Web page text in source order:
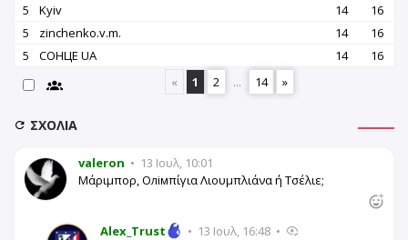
5
Kyiv 14
16
5
zinchenko.v.m. 14
16
5
СОНЦЕ UA 14
16
«
1 2 ... 14 »
ΣΧΌΛΙΑ
valeron • 13 Ιουλ, 10:01
Μάριμπορ, Οлімπίγια Λιουμπλιάνα ή Τσέλιε;
Alex_Trust • 13 Ιουλ, 16:48 •